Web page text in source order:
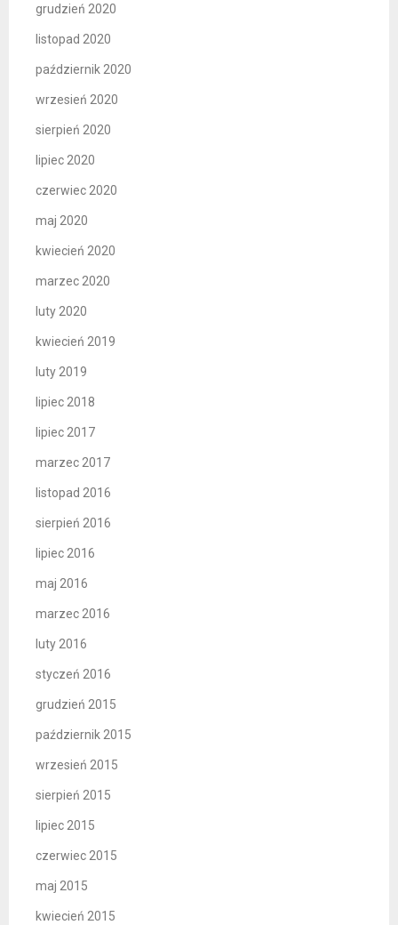
grudzień 2020
listopad 2020
październik 2020
wrzesień 2020
sierpień 2020
lipiec 2020
czerwiec 2020
maj 2020
kwiecień 2020
marzec 2020
luty 2020
kwiecień 2019
luty 2019
lipiec 2018
lipiec 2017
marzec 2017
listopad 2016
sierpień 2016
lipiec 2016
maj 2016
marzec 2016
luty 2016
styczeń 2016
grudzień 2015
październik 2015
wrzesień 2015
sierpień 2015
lipiec 2015
czerwiec 2015
maj 2015
kwiecień 2015